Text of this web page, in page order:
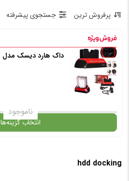
پرفروش ترین جستجوی پیشرفته
داک هارد دیسک مدل 876U3
ناموجود
انتخاب گزینه‌ها
گارانتی
hdd docking